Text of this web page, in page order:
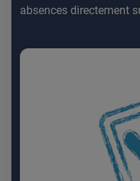
absences directement